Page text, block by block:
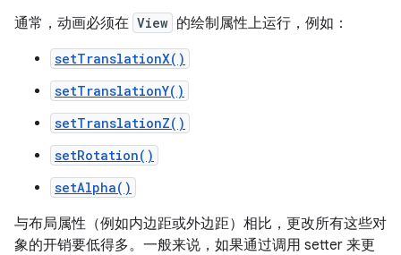
通常，动画必须在 View 的绘制属性上运行，例如：
setTranslationX()
setTranslationY()
setTranslationZ()
setRotation()
setAlpha()
与布局属性（例如内边距或外边距）相比，更改所有这些对
象的开销要低得多。一般来说，如果通过调用 setter 来更